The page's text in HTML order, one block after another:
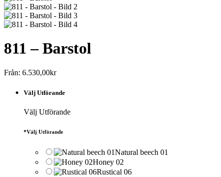
811 – Barstol
Från: 6.530,00kr
Välj Utförande
Välj Utförande
*Välj Utförande
Natural beech 01
Honey 02
Rustical 06